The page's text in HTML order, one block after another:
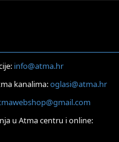
info@atma.hr
kanalima:oglasi@atma.hr
u Atma centru i online: